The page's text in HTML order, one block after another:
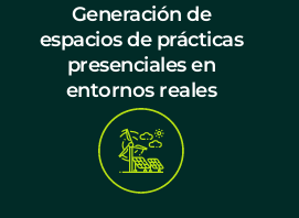
Generación de
espacios de prácticas
presenciales en
entornos reales